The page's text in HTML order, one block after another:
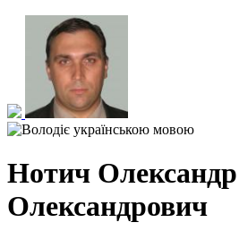
Нотич Олександр
Олександрович